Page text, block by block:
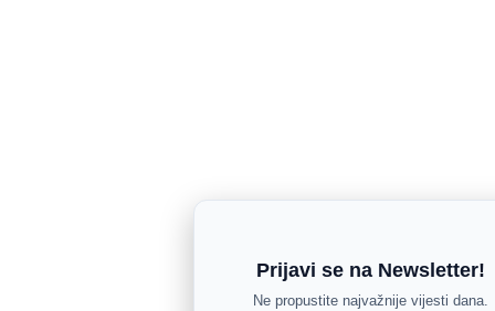
Prijavi se na Newsletter!
Ne propustite najvažnije vijesti dana.